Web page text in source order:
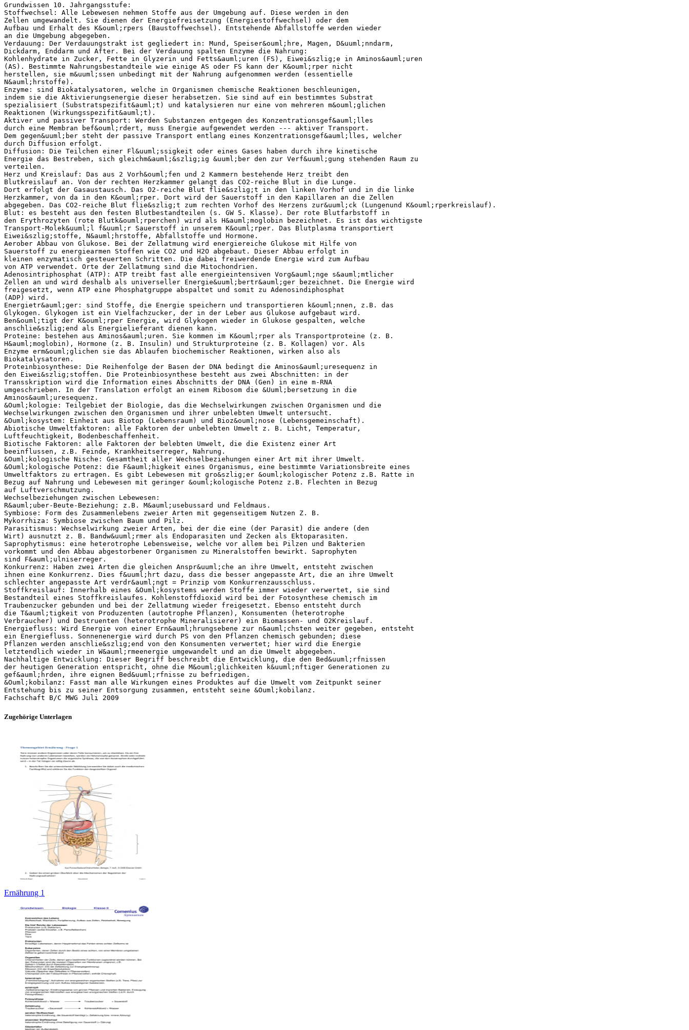
Grundwissen 10. Jahrgangsstufe:
Stoffwechsel: Alle Lebewesen nehmen Stoffe aus der Umgebung auf. Diese werden in den
Zellen umgewandelt. Sie dienen der Energiefreisetzung (Energiestoffwechsel) oder dem
Aufbau und Erhalt des K&ouml;rpers (Baustoffwechsel). Entstehende Abfallstoffe werden wieder
an die Umgebung abgegeben.
Verdauung: Der Verdauungstrakt ist gegliedert in: Mund, Speiser&ouml;hre, Magen, D&uuml;nndarm,
Dickdarm, Enddarm und After. Bei der Verdauung spalten Enzyme die Nahrung:
Kohlenhydrate in Zucker, Fette in Glyzerin und Fetts&auml;uren (FS), Eiwei&szlig;e in Aminos&auml;uren
(AS). Bestimmte Nahrungsbestandteile wie einige AS oder FS kann der K&ouml;rper nicht
herstellen, sie m&uuml;ssen unbedingt mit der Nahrung aufgenommen werden (essentielle
N&auml;hrstoffe).
Enzyme: sind Biokatalysatoren, welche in Organismen chemische Reaktionen beschleunigen,
indem sie die Aktivierungsenergie dieser herabsetzen. Sie sind auf ein bestimmtes Substrat
spezialisiert (Substratspezifit&auml;t) und katalysieren nur eine von mehreren m&ouml;glichen
Reaktionen (Wirkungsspezifit&auml;t).
Aktiver und passiver Transport: Werden Substanzen entgegen des Konzentrationsgef&auml;lles
durch eine Membran bef&ouml;rdert, muss Energie aufgewendet werden --- aktiver Transport.
Dem gegen&uuml;ber steht der passive Transport entlang eines Konzentrationsgef&auml;lles, welcher
durch Diffusion erfolgt.
Diffusion: Die Teilchen einer Fl&uuml;ssigkeit oder eines Gases haben durch ihre kinetische
Energie das Bestreben, sich gleichm&auml;&szlig;ig &uuml;ber den zur Verf&uuml;gung stehenden Raum zu
verteilen.
Herz und Kreislauf: Das aus 2 Vorh&ouml;fen und 2 Kammern bestehende Herz treibt den
Blutkreislauf an. Von der rechten Herzkammer gelangt das CO2-reiche Blut in die Lunge.
Dort erfolgt der Gasaustausch. Das O2-reiche Blut flie&szlig;t in den linken Vorhof und in die linke
Herzkammer, von da in den K&ouml;rper. Dort wird der Sauerstoff in den Kapillaren an die Zellen
abgegeben. Das CO2-reiche Blut flie&szlig;t zum rechten Vorhof des Herzens zur&uuml;ck (Lungenund K&ouml;rperkreislauf).
Blut: es besteht aus den festen Blutbestandteilen (s. GW 5. Klasse). Der rote Blutfarbstoff in
den Erythrozyten (rote Blutk&ouml;rperchen) wird als H&auml;moglobin bezeichnet. Es ist das wichtigste
Transport-Molek&uuml;l f&uuml;r Sauerstoff in unserem K&ouml;rper. Das Blutplasma transportiert
Eiwei&szlig;stoffe, N&auml;hrstoffe, Abfallstoffe und Hormone.
Aerober Abbau von Glukose. Bei der Zellatmung wird energiereiche Glukose mit Hilfe von
Sauerstoff zu energiearmen Stoffen wie CO2 und H2O abgebaut. Dieser Abbau erfolgt in
kleinen enzymatisch gesteuerten Schritten. Die dabei freiwerdende Energie wird zum Aufbau
von ATP verwendet. Orte der Zellatmung sind die Mitochondrien.
Adenosintriphosphat (ATP): ATP treibt fast alle energieintensiven Vorg&auml;nge s&auml;mtlicher
Zellen an und wird deshalb als universeller Energie&uuml;bertr&auml;ger bezeichnet. Die Energie wird
freigesetzt, wenn ATP eine Phosphatgruppe abspaltet und somit zu Adenosindiphosphat
(ADP) wird.
Energietr&auml;ger: sind Stoffe, die Energie speichern und transportieren k&ouml;nnen, z.B. das
Glykogen. Glykogen ist ein Vielfachzucker, der in der Leber aus Glukose aufgebaut wird.
Ben&ouml;tigt der K&ouml;rper Energie, wird Glykogen wieder in Glukose gespalten, welche
anschlie&szlig;end als Energielieferant dienen kann.
Proteine: bestehen aus Aminos&auml;uren. Sie kommen im K&ouml;rper als Transportproteine (z. B.
H&auml;moglobin), Hormone (z. B. Insulin) und Strukturproteine (z. B. Kollagen) vor. Als
Enzyme erm&ouml;glichen sie das Ablaufen biochemischer Reaktionen, wirken also als
Biokatalysatoren.
Proteinbiosynthese: Die Reihenfolge der Basen der DNA bedingt die Aminos&auml;uresequenz in
den Eiwei&szlig;stoffen. Die Proteinbiosynthese besteht aus zwei Abschnitten: in der
Transskription wird die Information eines Abschnitts der DNA (Gen) in eine m-RNA
umgeschrieben. In der Translation erfolgt an einem Ribosom die &Uuml;bersetzung in die
Aminos&auml;uresequenz.
&Ouml;kologie: Teilgebiet der Biologie, das die Wechselwirkungen zwischen Organismen und die
Wechselwirkungen zwischen den Organismen und ihrer unbelebten Umwelt untersucht.
&Ouml;kosystem: Einheit aus Biotop (Lebensraum) und Bioz&ouml;nose (Lebensgemeinschaft).
Abiotische Umweltfaktoren: alle Faktoren der unbelebten Umwelt z. B. Licht, Temperatur,
Luftfeuchtigkeit, Bodenbeschaffenheit.
Biotische Faktoren: alle Faktoren der belebten Umwelt, die die Existenz einer Art
beeinflussen, z.B. Feinde, Krankheitserreger, Nahrung.
&Ouml;kologische Nische: Gesamtheit aller Wechselbeziehungen einer Art mit ihrer Umwelt.
&Ouml;kologische Potenz: die F&auml;higkeit eines Organismus, eine bestimmte Variationsbreite eines
Umweltfaktors zu ertragen. Es gibt Lebewesen mit gro&szlig;er &ouml;kologischer Potenz z.B. Ratte in
Bezug auf Nahrung und Lebewesen mit geringer &ouml;kologische Potenz z.B. Flechten in Bezug
auf Luftverschmutzung.
Wechselbeziehungen zwischen Lebewesen:
R&auml;uber-Beute-Beziehung: z.B. M&auml;usebussard und Feldmaus.
Symbiose: Form des Zusammenlebens zweier Arten mit gegenseitigem Nutzen Z. B.
Mykorrhiza: Symbiose zwischen Baum und Pilz.
Parasitismus: Wechselwirkung zweier Arten, bei der die eine (der Parasit) die andere (den
Wirt) ausnutzt z. B. Bandw&uuml;rmer als Endoparasiten und Zecken als Ektoparasiten.
Saprophytismus: eine heterotrophe Lebensweise, welche vor allem bei Pilzen und Bakterien
vorkommt und den Abbau abgestorbener Organismen zu Mineralstoffen bewirkt. Saprophyten
sind F&auml;ulniserreger.
Konkurrenz: Haben zwei Arten die gleichen Anspr&uuml;che an ihre Umwelt, entsteht zwischen
ihnen eine Konkurrenz. Dies f&uuml;hrt dazu, dass die besser angepasste Art, die an ihre Umwelt
schlechter angepasste Art verdr&auml;ngt = Prinzip vom Konkurrenzausschluss.
Stoffkreislauf: Innerhalb eines &Ouml;kosystems werden Stoffe immer wieder verwertet, sie sind
Bestandteil eines Stoffkreislaufes. Kohlenstoffdioxid wird bei der Fotosynthese chemisch im
Traubenzucker gebunden und bei der Zellatmung wieder freigesetzt. Ebenso entsteht durch
die T&auml;tigkeit von Produzenten (autotrophe Pflanzen), Konsumenten (heterotrophe
Verbraucher) und Destruenten (heterotrophe Mineralisierer) ein Biomassen- und O2Kreislauf.
Energiefluss: Wird Energie von einer Ern&auml;hrungsebene zur n&auml;chsten weiter gegeben, entsteht
ein Energiefluss. Sonnenenergie wird durch PS von den Pflanzen chemisch gebunden; diese
Pflanzen werden anschlie&szlig;end von den Konsumenten verwertet; hier wird die Energie
letztendlich wieder in W&auml;rmeenergie umgewandelt und an die Umwelt abgegeben.
Nachhaltige Entwicklung: Dieser Begriff beschreibt die Entwicklung, die den Bed&uuml;rfnissen
der heutigen Generation entspricht, ohne die M&ouml;glichkeiten k&uuml;nftiger Generationen zu
gef&auml;hrden, ihre eignen Bed&uuml;rfnisse zu befriedigen.
&Ouml;kobilanz: Fasst man alle Wirkungen eines Produktes auf die Umwelt vom Zeitpunkt seiner
Entstehung bis zu seiner Entsorgung zusammen, entsteht seine &Ouml;kobilanz.
Zugehörige Unterlagen
Ernährung 1